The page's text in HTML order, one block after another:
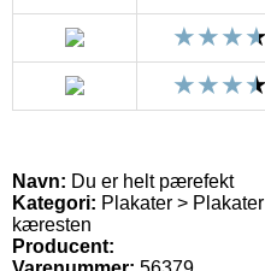
Navn: Du er helt pærefekt
Kategori: Plakater >
kæresten
Producent: